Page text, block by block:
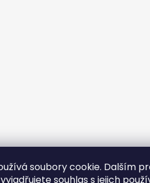
soubory cookie. Dalším
souhlas s jejich